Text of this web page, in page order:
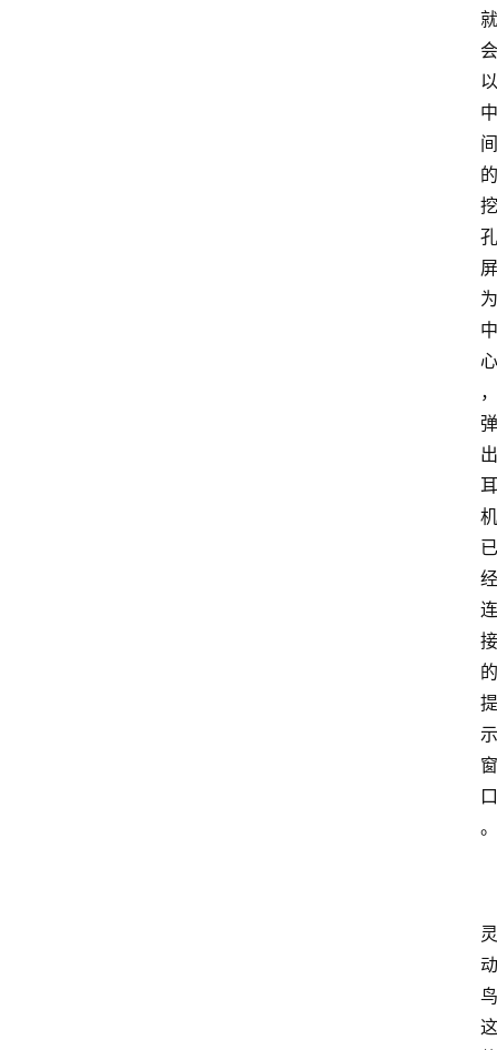
就
会
以
中
间
的
挖
孔
屏
为
中
心
，
弹
出
耳
机
已
经
连
接
的
提
示
窗
口
。
灵
动
鸟
这